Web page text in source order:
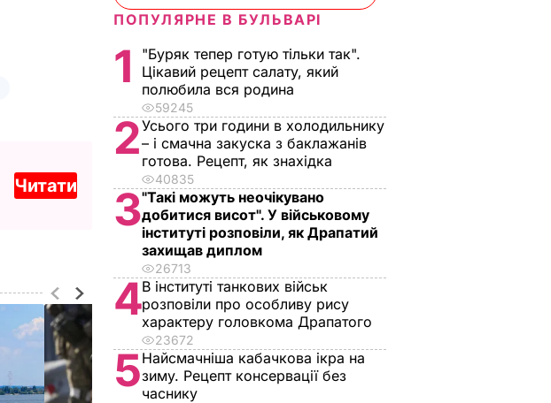
Читати
ПОПУЛЯРНЕ В БУЛЬВАРІ
1
"Буряк тепер готую тільки так".
Цікавий рецепт салату, який
полюбила вся родина
59245
2Усього три години в холодильнику
– і смачна закуска з баклажанів
готова. Рецепт, як знахідка
40835
3"Такі можуть неочікувано
добитися висот". У військовому
інституті розповіли, як Драпатий
захищав диплом
26713
4В інституті танкових військ
розповіли про особливу рису
характеру головкома Драпатого
23672
5Найсмачніша кабачкова ікра на
зиму. Рецепт консервації без
часнику